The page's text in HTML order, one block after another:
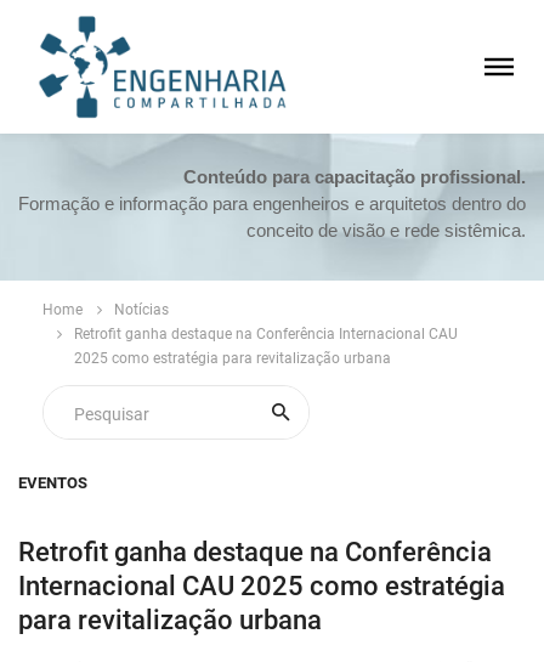
Conteúdo para capacitação profissional.
Formação e informação para engenheiros e arquitetos dentro do
conceito de visão e rede sistêmica.
Home
Notícias
Retrofit ganha destaque na Conferência Internacional CAU
2025 como estratégia para revitalização urbana
EVENTOS
Retrofit ganha destaque na Conferência
Internacional CAU 2025 como estratégia
para revitalização urbana